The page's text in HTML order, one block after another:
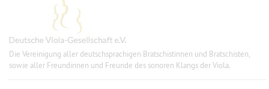
Die Vereinigung aller deutschsprachigen Bratschistinnen und Bratschisten,
sowie aller Freundinnen und Freunde des sonoren Klangs der Viola.